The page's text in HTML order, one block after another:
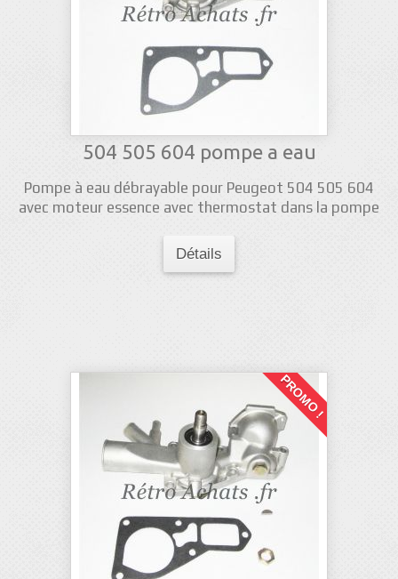
504 505 604 pompe a eau
Pompe à eau débrayable pour Peugeot 504 505 604
avec moteur essence avec thermostat dans la pompe
Détails
PROMO !